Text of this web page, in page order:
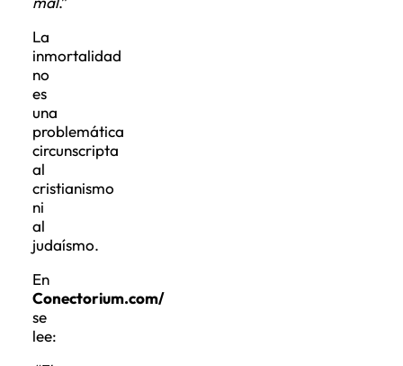
inmortalidad
no
es
una
problemática
circunscripta
al
cristianismo
ni
al
judaísmo.
Conectorium.com/
se
lee: